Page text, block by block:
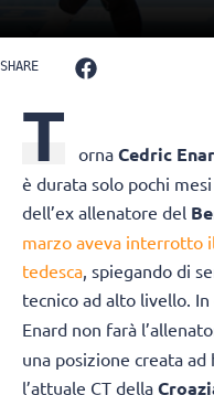
SHARE
T orna Cedric
è durata solo pochi
dell’ex allenatore del
marzo aveva interrotto
tedesca, spiegando di
tecnico ad alto livello.
Enard non farà
una posizione creata ad
l’attuale CT della